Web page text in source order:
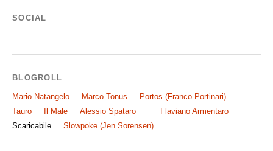
SOCIAL
BLOGROLL
Mario Natangelo Marco Tonus
Portos (Franco Portinari)
Tauro
Il Male Alessio Spataro
Flaviano Armentaro
Scaricabile
Slowpoke (Jen Sorensen)